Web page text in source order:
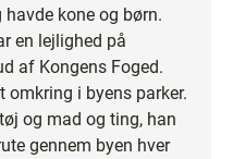
kone og børn.
en lejlighed på
af Kongens Foged.
omkring i byens parker.
og mad og ting, han
gennem byen hver